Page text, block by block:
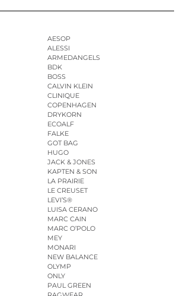
AESOP
ALESSI
ARMEDANGELS
BDK
BOSS
CALVIN KLEIN
CLINIQUE
COPENHAGEN
DRYKORN
ECOALF
FALKE
GOT BAG
HUGO
JACK & JONES
KAPTEN & SON
LA PRAIRIE
LE CREUSET
LEVI’S®
LUISA CERANO
MARC CAIN
MARC O’POLO
MEY
MONARI
NEW BALANCE
OLYMP
ONLY
PAUL GREEN